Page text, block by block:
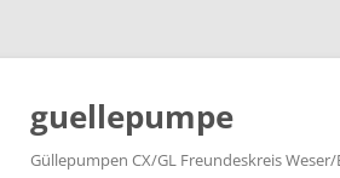
Zum
springen
guellepumpe
Güllepumpen CX/GL Freundeskreis Weser/